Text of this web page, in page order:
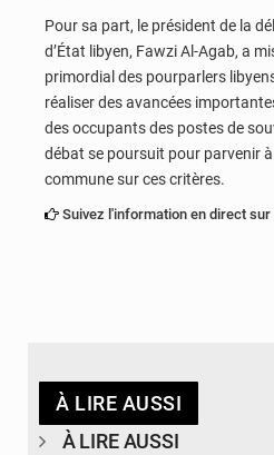
Pour sa part, le président de la
d’État libyen, Fawzi Al-Agab, a
primordial des pourparlers
réaliser des avancées
des occupants des postes de
débat se poursuit pour parvenir
commune sur ces critères.
Suivez l'information en direct
À LIRE AUSSI
À LIRE AUSSI